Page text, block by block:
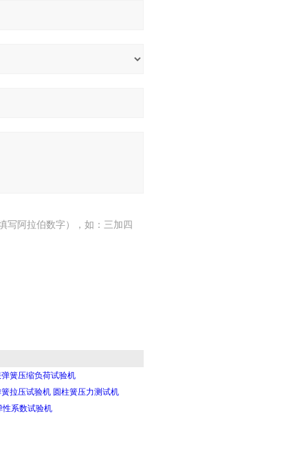
写阿拉伯数字），如：三加四
簧压缩负荷试验机
拉压试验机 圆柱簧压力测试机
性系数试验机